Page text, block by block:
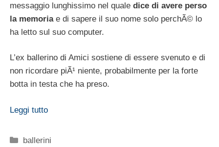
messaggio lunghissimo nel quale dice di avere perso
la memoriae di sapere il suo nome solo perchÃ© lo
ha letto sul suo computer.
L’ex ballerino di Amici sostiene di essere svenuto e di
non ricordare piÃ¹ niente, probabilmente per la forte
botta in testa che ha preso.
Leggi tutto
Categorie
ballerini